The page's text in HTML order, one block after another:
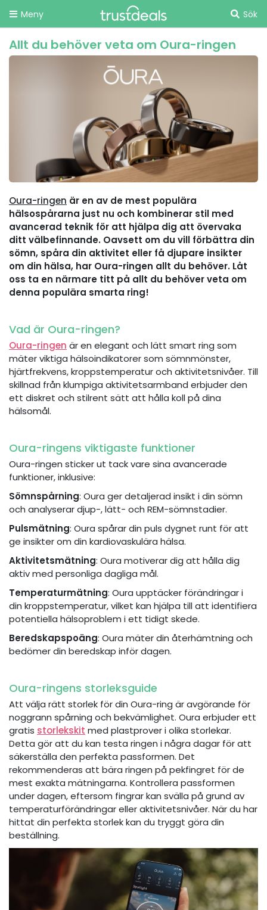
Meny Sök
Allt du behöver veta om Oura-ringen
Oura-ringen är en av de mest populära
hälsospårarna just nu och kombinerar stil med
avancerad teknik för att hjälpa dig att övervaka
ditt välbefinnande. Oavsett om du vill förbättra din
sömn, spåra din aktivitet eller få djupare insikter
om din hälsa, har Oura-ringen allt du behöver. Låt
oss ta en närmare titt på allt du behöver veta om
denna populära smarta ring!
Vad är Oura-ringen?
Oura-ringen är en elegant och lätt smart ring som
mäter viktiga hälsoindikatorer som sömnmönster,
hjärtfrekvens, kroppstemperatur och aktivitetsnivåer. Till
skillnad från klumpiga aktivitetsarmband erbjuder den
ett diskret och stilrent sätt att hålla koll på dina
hälsomål.
Oura-ringens viktigaste funktioner
Oura-ringen sticker ut tack vare sina avancerade
funktioner, inklusive:
Sömnspårning: Oura ger detaljerad insikt i din sömn
och analyserar djup-, lätt- och REM-sömnstadier.
Pulsmätning: Oura spårar din puls dygnet runt för att
ge insikter om din kardiovaskulära hälsa.
Aktivitetsmätning: Oura motiverar dig att hålla dig
aktiv med personliga dagliga mål.
Temperaturmätning: Oura upptäcker förändringar i
din kroppstemperatur, vilket kan hjälpa till att identifiera
potentiella hälsoproblem i ett tidigt skede.
Beredskapspoäng: Oura mäter din återhämtning och
bedömer din beredskap inför dagen.
Oura-ringens storleksguide
Att välja rätt storlek för din Oura-ring är avgörande för
noggrann spårning och bekvämlighet. Oura erbjuder ett
gratis storlekskit med plastprover i olika storlekar.
Detta gör att du kan testa ringen i några dagar för att
säkerställa den perfekta passformen. Det
rekommenderas att bära ringen på pekfingret för de
mest exakta mätningarna. Kontrollera passformen
under dagen, eftersom fingrar kan svälla på grund av
temperaturförändringar eller aktivitetsnivåer. När du har
hittat din perfekta storlek kan du tryggt göra din
beställning.